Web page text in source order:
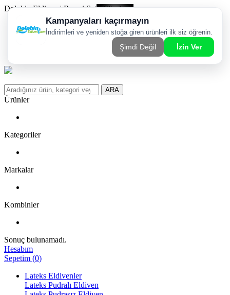
Dolphin Eldiven | Resmi Satış Sitesi
Kargom Nerede?
WhatsApp Sipariş Hattı
ARA
Ürünler
Kategoriler
Markalar
Kombinler
Sonuç bulunamadı.
Hesabım
Sepetim (0)
Lateks Eldivenler
Lateks Pudralı Eldiven